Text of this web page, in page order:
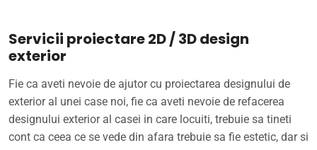
Servicii proiectare 2D / 3D design
exterior
Fie ca aveti nevoie de ajutor cu proiectarea designului de
exterior al unei case noi, fie ca aveti nevoie de refacerea
designului exterior al casei in care locuiti, trebuie sa tineti
cont ca ceea ce se vede din afara trebuie sa fie estetic, dar si